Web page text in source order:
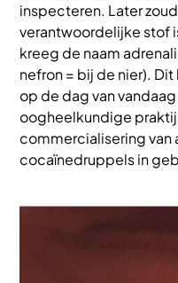
inspecteren. Later
verantwoordelijke stof
kreeg de naam
nefron = bij de nier).
op de dag van
oogheelkundige
commercialisering van
cocaïnedruppels in